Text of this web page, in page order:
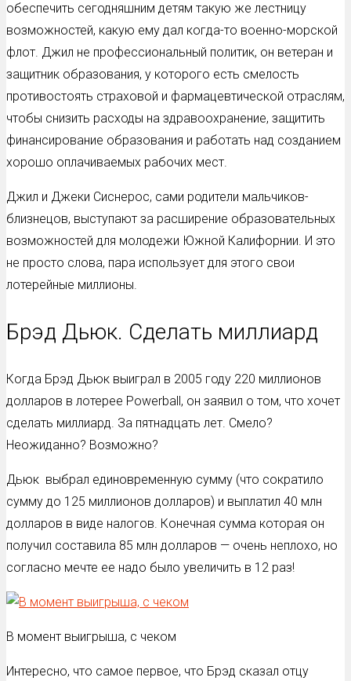
обеспечить сегодняшним детям такую же лестницу
возможностей, какую ему дал когда-то военно-морской
флот. Джил не профессиональный политик, он ветеран и
защитник образования, у которого есть смелость
противостоять страховой и фармацевтической отраслям,
чтобы снизить расходы на здравоохранение, защитить
финансирование образования и работать над созданием
хорошо оплачиваемых рабочих мест.
Джил и Джеки Сиснерос, сами родители мальчиков-
близнецов, выступают за расширение образовательных
возможностей для молодежи Южной Калифорнии. И это
не просто слова, пара использует для этого свои
лотерейные миллионы.
Брэд Дьюк. Сделать миллиард
Когда Брэд Дьюк выиграл в 2005 году 220 миллионов
долларов в лотерее Powerball, он заявил о том, что хочет
сделать миллиард. За пятнадцать лет. Смело?
Неожиданно? Возможно?
Дьюк выбрал единовременную сумму (что сократило
сумму до 125 миллионов долларов) и выплатил 40 млн
долларов в виде налогов. Конечная сумма которая он
получил составила 85 млн долларов — очень неплохо, но
согласно мечте ее надо было увеличить в 12 раз!
В момент выигрыша, с чеком
Интересно, что самое первое, что Брэд сказал отцу